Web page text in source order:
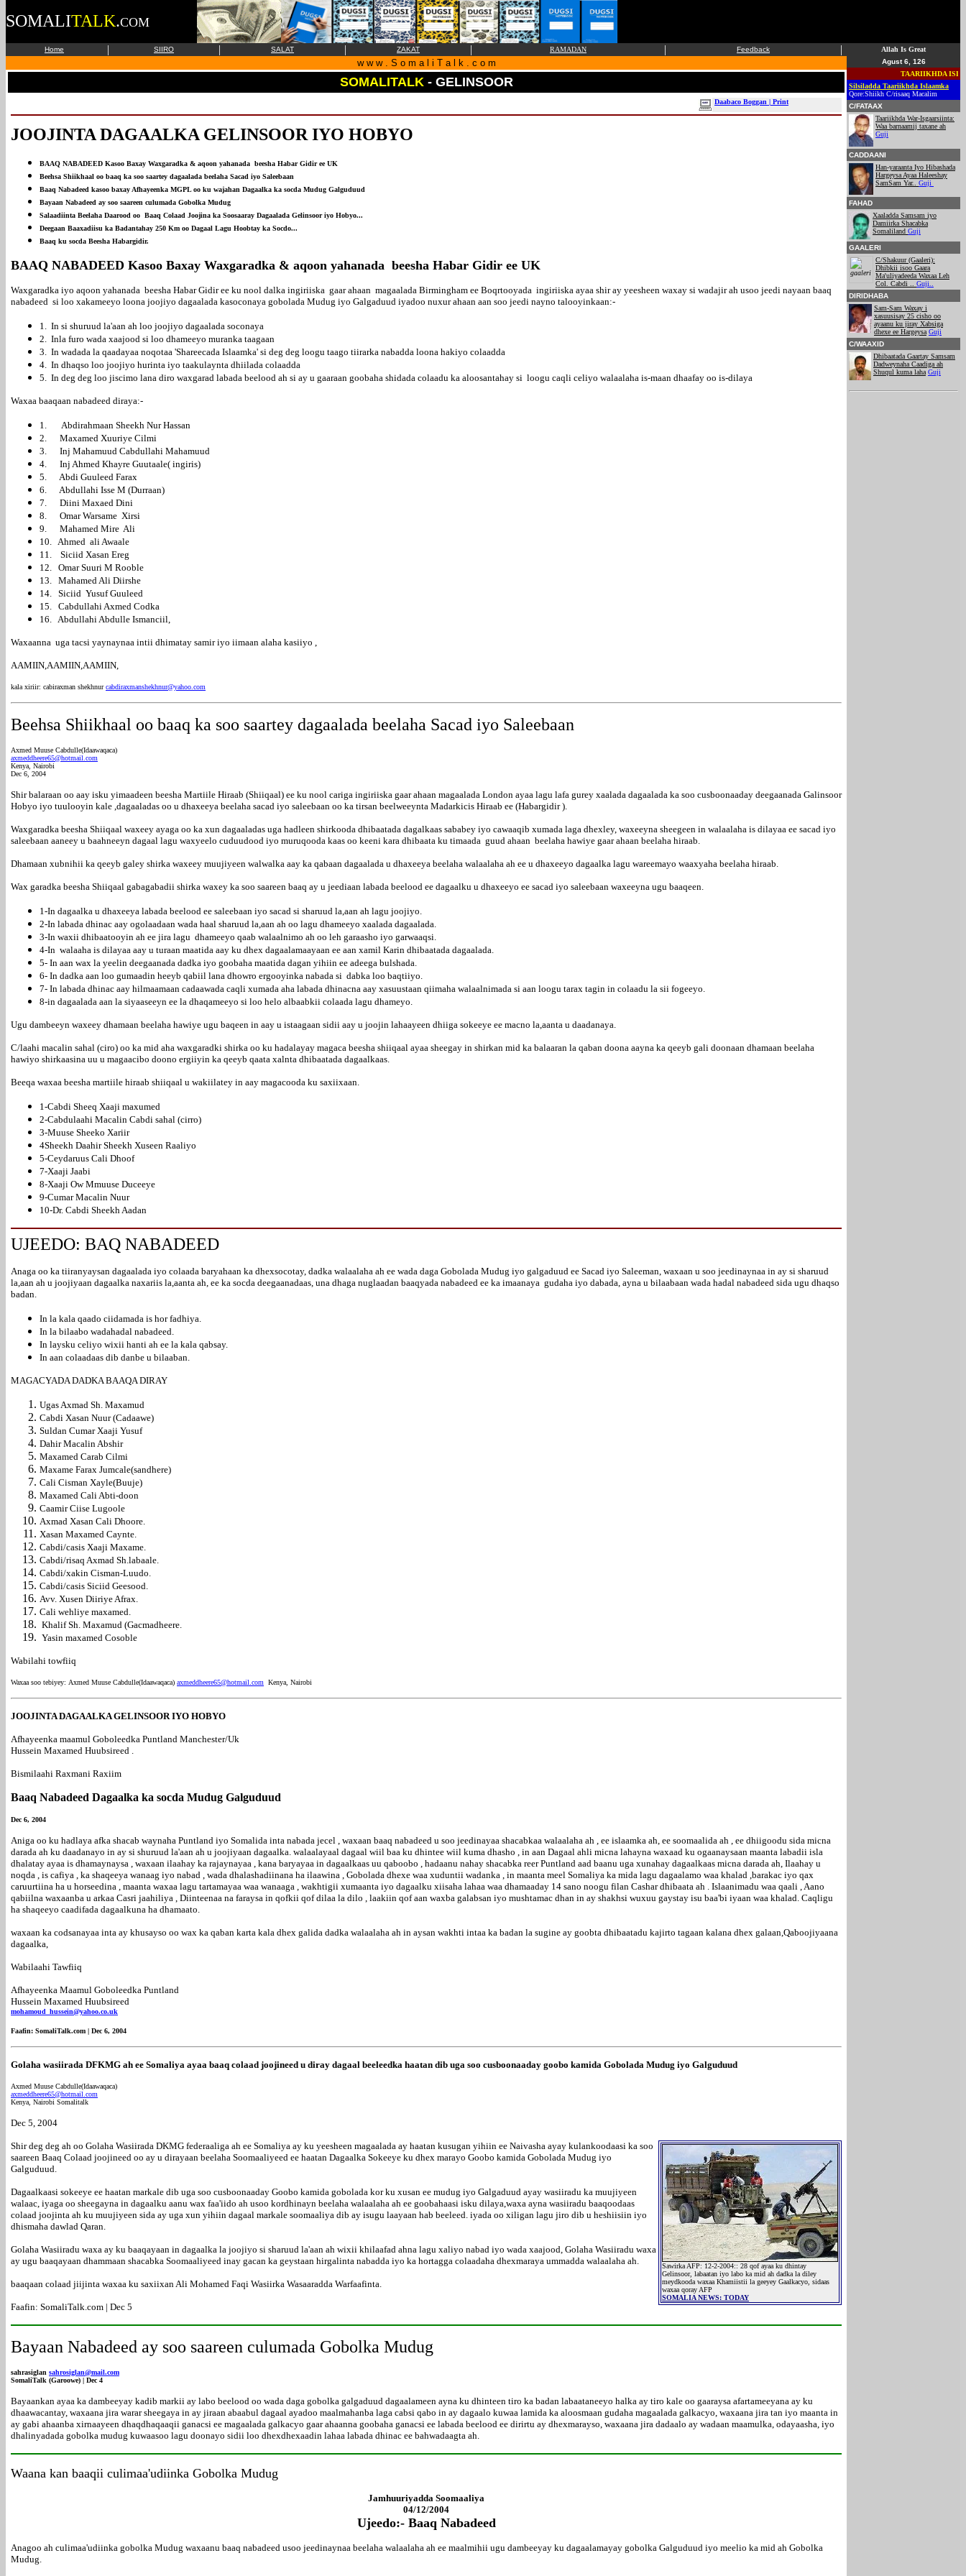
SOMALITALK.COM
Home | SIIRO | SALAT | ZAKAT | RAMADAN | Feedback |
w w w . S o m a l i T a l k . c o m
SOMALITALK- GELINSOOR
Daabaco Boggan | Print
JOOJINTA DAGAALKA GELINSOOR IYO HOBYO
BAAQ NABADEED Kasoo Baxay Waxgaradka & aqoon yahanada beesha Habar Gidir ee UK
Beehsa Shiikhaal oo baaq ka soo saartey dagaalada beelaha Sacad iyo Saleebaan
Baaq Nabadeed kasoo baxay Afhayeenka MGPL oo ku wajahan Dagaalka ka socda Mudug Galguduud
Bayaan Nabadeed ay soo saareen culumada Gobolka Mudug
Salaadiinta Beelaha Daarood oo Baaq Colaad Joojina ka Soosaaray Dagaalada Gelinsoor iyo Hobyo...
Deegaan Baaxadiisu ka Badantahay 250 Km oo Dagaal Lagu Hoobtay ka Socdo...
Baaq ku socda Beesha Habargidir.
BAAQ NABADEED Kasoo Baxay Waxgaradka & aqoon yahanada beesha Habar Gidir ee UK
Waxgaradka iyo aqoon yahanada beesha Habar Gidir ee ku nool dalka ingiriiska gaar ahaan magaalada Birmingham ee Boqrtooyada ingiriiska ayaa shir ay yeesheen waxay si wadajir ah usoo jeedi nayaan baaq
nabadeed si loo xakameeyo loona joojiyo dagaalada kasoconaya gobolada Mudug iyo Galgaduud iyadoo nuxur ahaan aan soo jeedi nayno talooyinkaan:-
1. In si shuruud la'aan ah loo joojiyo dagaalada soconaya
2. Inla furo wada xaajood si loo dhameeyo muranka taagaan
3. In wadada la qaadayaa noqotaa 'Shareecada Islaamka' si deg deg loogu taago tiirarka nabadda loona hakiyo colaadda
4. In dhaqso loo joojiyo hurinta iyo taakulaynta dhiilada colaadda
5. In deg deg loo jiscimo lana diro waxgarad labada beelood ah si ay u gaaraan goobaha shidada colaadu ka aloosantahay si loogu caqli celiyo walaalaha is-maan dhaafay oo is-dilaya
Waxaa baaqaan nabadeed diraya:-
1. Abdirahmaan Sheekh Nur Hassan
2. Maxamed Xuuriye Cilmi
3. Inj Mahamuud Cabdullahi Mahamuud
4. Inj Ahmed Khayre Guutaale( ingiris)
5. Abdi Guuleed Farax
6. Abdullahi Isse M (Durraan)
7. Diini Maxaed Dini
8. Omar Warsame Xirsi
9. Mahamed Mire Ali
10. Ahmed ali Awaale
11. Siciid Xasan Ereg
12. Omar Suuri M Rooble
13. Mahamed Ali Diirshe
14. Siciid Yusuf Guuleed
15. Cabdullahi Axmed Codka
16. Abdullahi Abdulle Ismanciil,
Waxaanna uga tacsi yaynaynaa intii dhimatay samir iyo iimaan alaha kasiiyo ,
AAMIIN,AAMIIN,AAMIIN,
kala xiriir: cabiraxman shekhnurcabdiraxmanshekhnur@yahoo.com
Beehsa Shiikhaal oo baaq ka soo saartey dagaalada beelaha Sacad iyo Saleebaan
Axmed Muuse Cabdulle(Idaawaqaca)
axmeddheere65@hotmail.com
Kenya, Nairobi
Dec 6, 2004
Shir balaraan oo aay isku yimaadeen beesha Martiile Hiraab (Shiiqaal) ee ku nool cariga ingiriiska gaar ahaan magaalada London ayaa lagu lafa gurey xaalada dagaalada ka soo cusboonaaday deegaanada Galinsoor
Hobyo iyo tuulooyin kale ,dagaaladas oo u dhaxeeya beelaha sacad iyo saleebaan oo ka tirsan beelweeynta Madarkicis Hiraab ee (Habargidir ).
Waxgaradka beesha Shiiqaal waxeey ayaga oo ka xun dagaaladas uga hadleen shirkooda dhibaatada dagalkaas sababey iyo cawaaqib xumada laga dhexley, waxeeyna sheegeen in walaalaha is dilayaa ee sacad iyo
saleebaan aaneey u baahneeyn dagaal lagu waxyeelo cuduudood iyo muruqooda kaas oo keeni kara dhibaata ku timaada guud ahaan beelaha hawiye gaar ahaan beelaha hiraab.
Dhamaan xubnihii ka qeeyb galey shirka waxeey muujiyeen walwalka aay ka qabaan dagaalada u dhaxeeya beelaha walaalaha ah ee u dhaxeeyo dagaalka lagu wareemayo waaxyaha beelaha hiraab.
Wax garadka beesha Shiiqaal gabagabadii shirka waxey ka soo saareen baaq ay u jeediaan labada beelood ee dagaalku u dhaxeeyo ee sacad iyo saleebaan waxeeyna ugu baaqeen.
1-In dagaalka u dhaxeeya labada beelood ee saleebaan iyo sacad si sharuud la,aan ah lagu joojiyo.
2-In labada dhinac aay ogolaadaan wada haal sharuud la,aan ah oo lagu dhameeyo xaalada dagaalada.
3-In waxii dhibaatooyin ah ee jira lagu dhameeyo qaab walaalnimo ah oo leh garaasho iyo garwaaqsi.
4-In walaaha is dilayaa aay u turaan maatida aay ku dhex dagaalamaayaan ee aan xamil Karin dhibaatada dagaalada.
5- In aan wax la yeelin deegaanada dadka iyo goobaha maatida dagan yihiin ee adeega bulshada.
6- In dadka aan loo gumaadin heeyb qabiil lana dhowro ergooyinka nabada si dabka loo baqtiiyo.
7- In labada dhinac aay hilmaamaan cadaawada caqli xumada aha labada dhinacna aay xasuustaan qiimaha walaalnimada si aan loogu tarax tagin in colaadu la sii fogeeyo.
8-in dagaalada aan la siyaaseeyn ee la dhaqameeyo si loo helo albaabkii colaada lagu dhameyo.
Ugu dambeeyn waxeey dhamaan beelaha hawiye ugu baqeen in aay u istaagaan sidii aay u joojin lahaayeen dhiiga sokeeye ee macno la,aanta u daadanaya.
C/laahi macalin sahal (ciro) oo ka mid aha waxgaradki shirka oo ku hadalayay magaca beesha shiiqaal ayaa sheegay in shirkan mid ka balaaran la qaban doona aayna ka qeeyb gali doonaan dhamaan beelaha
hawiyo shirkaasina uu u magaacibo doono ergiiyin ka qeeyb qaata xalnta dhibaatada dagaalkaas.
Beeqa waxaa beesha martiile hiraab shiiqaal u wakiilatey in aay magacooda ku saxiixaan.
1-Cabdi Sheeq Xaaji maxumed
2-Cabdulaahi Macalin Cabdi sahal (cirro)
3-Muuse Sheeko Xariir
4Sheekh Daahir Sheekh Xuseen Raaliyo
5-Ceydaruus Cali Dhoof
7-Xaaji Jaabi
8-Xaaji Ow Mmuuse Duceeye
9-Cumar Macalin Nuur
10-Dr. Cabdi Sheekh Aadan
UJEEDO: BAQ NABADEED
Anaga oo ka tiiranyaysan dagaalada iyo colaada baryahaan ka dhexsocotay, dadka walaalaha ah ee wada daga Gobolada Mudug iyo galgaduud ee Sacad iyo Saleeman, waxaan u soo jeedinaynaa in ay si sharuud
la,aan ah u joojiyaan dagaalka naxariis la,aanta ah, ee ka socda deegaanadaas, una dhaga nuglaadan baaqyada nabadeed ee ka imaanaya gudaha iyo dabada, ayna u bilaabaan wada hadal nabadeed sida ugu dhaqso
badan.
In la kala qaado ciidamada is hor fadhiya.
In la bilaabo wadahadal nabadeed.
In laysku celiyo wixii hanti ah ee la kala qabsay.
In aan colaadaas dib danbe u bilaaban.
MAGACYADA DADKA BAAQA DIRAY
Ugas Axmad Sh. Maxamud
Cabdi Xasan Nuur (Cadaawe)
Suldan Cumar Xaaji Yusuf
Dahir Macalin Abshir
Maxamed Carab Cilmi
Maxame Farax Jumcale(sandhere)
Cali Cisman Xayle(Buuje)
Maxamed Cali Abti-doon
Caamir Ciise Lugoole
Axmad Xasan Cali Dhoore.
Xasan Maxamed Caynte.
Cabdi/casis Xaaji Maxame.
Cabdi/risaq Axmad Sh.labaale.
Cabdi/xakin Cisman-Luudo.
Cabdi/casis Siciid Geesood.
Avv. Xusen Diiriye Afrax.
Cali wehliye maxamed.
Khalif Sh. Maxamud (Gacmadheere.
Yasin maxamed Cosoble
Wabilahi towfiiq
Waxaa soo tebiyey: Axmed Muuse Cabdulle(Idaawaqaca) axmeddheere65@hotmail.com Kenya, Nairobi
JOOJINTA DAGAALKA GELINSOOR IYO HOBYO
Afhayeenka maamul Goboleedka Puntland Manchester/Uk
Hussein Maxamed Huubsireed .
Bismilaahi Raxmani Raxiim
Baaq Nabadeed Dagaalka ka socda Mudug Galguduud
Dec 6, 2004
Aniga oo ku hadlaya afka shacab waynaha Puntland iyo Somalida inta nabada jecel , waxaan baaq nabadeed u soo jeedinayaa shacabkaa walaalaha ah , ee islaamka ah, ee soomaalida ah , ee dhiigoodu sida micna
darada ah ku daadanayo in ay si shuruud la'aan ah u joojiyaan dagaalka. walaalayaal dagaal wiil baa ku dhintee wiil kuma dhasho , in aan Dagaal ahli micna lahayna waxaad ku ogaanaysaan maanta labadii isla
dhalatay ayaa is dhamaynaysa , waxaan ilaahay ka rajaynayaa , kana baryayaa in dagaalkaas uu qaboobo , hadaanu nahay shacabka reer Puntland aad baanu uga xunahay dagaalkaas micna darada ah, Ilaahay u
noqda , is cafiya , ka shaqeeya wanaag iyo nabad , wada dhalashadiinana ha ilaawina , Gobolada dhexe waa xuduntii wadanka , in maanta meel Somaliya ka mida lagu dagaalamo waa khalad ,barakac iyo qax
caruurtiina ha u horseedina , maanta waxaa lagu tartamayaa waa wanaaga , wakhtigii xumaanta iyo dagaalku xiisaha lahaa waa dhamaaday 14 sano noogu filan Cashar dhibaata ah . Islaanimadu waa qaali , Aano
qabiilna waxaanba u arkaa Casri jaahiliya , Diinteenaa na faraysa in qofkii qof dilaa la dilo , laakiin qof aan waxba galabsan iyo mushtamac dhan in ay shakhsi wuxuu gaystay isu baa'bi iyaan waa khalad. Caqligu
ha shaqeeyo caadifada dagaalkuna ha dhamaato.
waxaan ka codsanayaa inta ay khusayso oo wax ka qaban karta kala dhex galida dadka walaalaha ah in aysan wakhti intaa ka badan la sugine ay goobta dhibaatadu kajirto tagaan kalana dhex galaan,Qaboojiyaana
dagaalka,
Wabilaahi Tawfiiq
Afhayeenka Maamul Goboleedka Puntland
Hussein Maxamed Huubsireed
mohamoud_hussein@yahoo.co.uk
Faafin: SomaliTalk.com | Dec 6, 2004
Golaha wasiirada DFKMG ah ee Somaliya ayaa baaq colaad joojineed u diray dagaal beeleedka haatan dib uga soo cusboonaaday goobo kamida Gobolada Mudug iyo Galguduud
Axmed Muuse Cabdulle(Idaawaqaca)
axmeddheere65@hotmail.com
Kenya, Nairobi Somalitalk
Dec 5, 2004
Sawirka AFP: 12-2-2004:: 28 qof ayaa ku dhintay
Gelinsoor, labaatan iyo labo ka mid ah dadka la diley
meydkooda waxaa Khamiistii la geeyey Gaalkacyo, sidaas
waxaa qoray AFP
SOMALIA NEWS: TODAY
Shir deg deg ah oo Golaha Wasiirada DKMG federaaliga ah ee Somaliya ay ku yeesheen magaalada ay haatan kusugan yihiin ee Naivasha ayay kulankoodaasi ka soo
saareen Baaq Colaad joojineed oo ay u dirayaan beelaha Soomaaliyeed ee haatan Dagaalka Sokeeye ku dhex marayo Goobo kamida Gobolada Mudug iyo
Galguduud.
Dagaalkaasi sokeeye ee haatan markale dib uga soo cusboonaaday Goobo kamida gobolada kor ku xusan ee mudug iyo Galgaduud ayay wasiiradu ka muujiyeen
walaac, iyaga oo sheegayna in dagaalku aanu wax faa'iido ah usoo kordhinayn beelaha walaalaha ah ee goobahaasi isku dilaya,waxa ayna wasiiradu baaqoodaas
colaad joojinta ah ku muujiyeen sida ay uga xun yihiin dagaal markale soomaaliya dib ay isugu laayaan hab beeleed. iyada oo xiligan lagu jiro dib u heshiisiin iyo
dhismaha dawlad Qaran.
Golaha Wasiiradu waxa ay ku baaqayaan in dagaalka la joojiyo si sharuud la'aan ah wixii khilaafad ahna lagu xaliyo nabad iyo wada xaajood, Golaha Wasiiradu waxa
ay ugu baaqayaan dhammaan shacabka Soomaaliyeed inay gacan ka geystaan hirgalinta nabadda iyo ka hortagga colaadaha dhexmaraya ummadda walaalaha ah.
baaqaan colaad jiijinta waxaa ku saxiixan Ali Mohamed Faqi Wasiirka Wasaaradda Warfaafinta.
Faafin: SomaliTalk.com | Dec 5
Bayaan Nabadeed ay soo saareen culumada Gobolka Mudug
sahrasiglan sahrosiglan@mail.com
SomaliTalk (Garoowe) | Dec 4
Bayaankan ayaa ka dambeeyay kadib markii ay labo beelood oo wada daga gobolka galgaduud dagaalameen ayna ku dhinteen tiro ka badan labaataneeyo halka ay tiro kale oo gaaraysa afartameeyana ay ku
dhaawacantay, waxaana jira warar sheegaya in ay jiraan abaabul dagaal ayadoo maalmahanba laga cabsi qabo in ay dagaalo kuwaa lamida ka aloosmaan gudaha magaalada galkacyo, waxaana jira tan iyo maanta in
ay gabi ahaanba xirnaayeen dhaqdhaqaaqii ganacsi ee magaalada galkacyo gaar ahaanna goobaha ganacsi ee labada beelood ee dirirtu ay dhexmarayso, waxaana jira dadaalo ay wadaan maamulka, odayaasha, iyo
dhalinyadada gobolka mudug kuwaasoo lagu doonayo sidii loo dhexdhexaadin lahaa labada dhinac ee bahwadaagta ah.
Waana kan baaqii culimaa'udiinka Gobolka Mudug
Jamhuuriyadda Soomaaliya
04/12/2004
Ujeedo:- Baaq Nabadeed
Anagoo ah culimaa'udiinka gobolka Mudug waxaanu baaq nabadeed usoo jeedinaynaa beelaha walaalaha ah ee maalmihii ugu dambeeyay ku dagaalamayay gobolka Galguduud iyo meelio ka mid ah Gobolka
Mudug.
Allah Is Great
Agust 6, 126
TAARIIKHDA ISLAAMKA
Silsiladda Taariikhda Islaamka
Qore:Shiikh C/risaaq Macalim
C/FATAAX
Taariikhda War-Isgaarsiinta:
Waa barnaamij taxane ah
Guji
CADDAANI
Han-yaraanta Iyo Hibashada
Hargeysa Ayaa Haleeshay
SamSam Yar.. Guji
FAHAD
Xaaladda Samsam iyo
Damiirka Shacabka
Somaliland Guji
GAALERI
C/Shakuur (Gaaleri):
Dhibkii isoo Gaara
Ma'uliyadeeda Waxaa Leh
Col. Cabdi .. Guji..
DIRIDHABA
Sam-Sam Waxay i
xasuusisay 25 cisho oo
ayaanu ku jiray Xabsiga
dhexe ee Hargeysa Guji
C/WAAXID
Dhibaatada Gaartay Samsam
Dadweynaha Caadiga ah
Shuqul kuma laha Guji